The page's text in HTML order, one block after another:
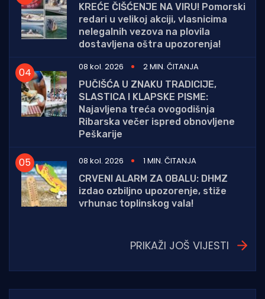
KREĆE ČIŠĆENJE NA VIRU! Pomorski
redari u velikoj akciji, vlasnicima
nelegalnih vezova na plovila
dostavljena oštra upozorenja!
08 kol. 2026
2 MIN. ČITANJA
PUČIŠĆA U ZNAKU TRADICIJE,
SLASTICA I KLAPSKE PISME:
Najavljena treća ovogodišnja
Ribarska večer ispred obnovljene
Peškarije
08 kol. 2026
1 MIN. ČITANJA
CRVENI ALARM ZA OBALU: DHMZ
izdao ozbiljno upozorenje, stiže
vrhunac toplinskog vala!
PRIKAŽI JOŠ VIJESTI